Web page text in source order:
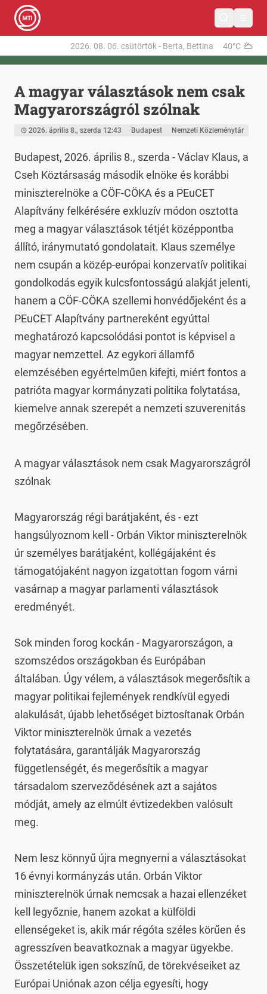
2026. 08. 06. csütörtök- Berta, Bettina 40°C
A magyar választások nem csak
Magyarországról szólnak
2026. április 8., szerda 12:43 Budapest Nemzeti Közleménytár
Budapest, 2026. április 8., szerda - Václav Klaus, a
Cseh Köztársaság második elnöke és korábbi
miniszterelnöke a CÖF-CÖKA és a PEuCET
Alapítvány felkérésére exkluzív módon osztotta
meg a magyar választások tétjét középpontba
állító, iránymutató gondolatait. Klaus személye
nem csupán a közép-európai konzervatív politikai
gondolkodás egyik kulcsfontosságú alakját jelenti,
hanem a CÖF-CÖKA szellemi honvédőjeként és a
PEuCET Alapítvány partnereként egyúttal
meghatározó kapcsolódási pontot is képvisel a
magyar nemzettel. Az egykori államfő
elemzésében egyértelműen kifejti, miért fontos a
patrióta magyar kormányzati politika folytatása,
kiemelve annak szerepét a nemzeti szuverenitás
megőrzésében.
A magyar választások nem csak Magyarországról
szólnak
Magyarország régi barátjaként, és - ezt
hangsúlyoznom kell - Orbán Viktor miniszterelnök
úr személyes barátjaként, kollégájaként és
támogatójaként nagyon izgatottan fogom várni
vasárnap a magyar parlamenti választások
eredményét.
Sok minden forog kockán - Magyarországon, a
szomszédos országokban és Európában
általában. Úgy vélem, a választások megerősítik a
magyar politikai fejlemények rendkívül egyedi
alakulását, újabb lehetőséget biztosítanak Orbán
Viktor miniszterelnök úrnak a vezetés
folytatására, garantálják Magyarország
függetlenségét, és megerősítik a magyar
társadalom szerveződésének azt a sajátos
módját, amely az elmúlt évtizedekben valósult
meg.
Nem lesz könnyű újra megnyerni a választásokat
16 évnyi kormányzás után. Orbán Viktor
miniszterelnök úrnak nemcsak a hazai ellenzéket
kell legyőznie, hanem azokat a külföldi
ellenségeket is, akik már régóta széles körűen és
agresszíven beavatkoznak a magyar ügyekbe.
Összetételük igen sokszínű, de törekvéseiket az
Európai Uniónak azon célja egyesíti, hogy